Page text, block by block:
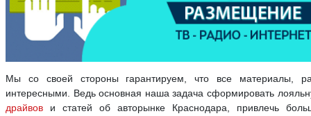
Мы со своей стороны гарантируем, что все материалы,
интересными. Ведь основная наша задача сформировать
драйвов и статей об авторынке Краснодара, привлечь